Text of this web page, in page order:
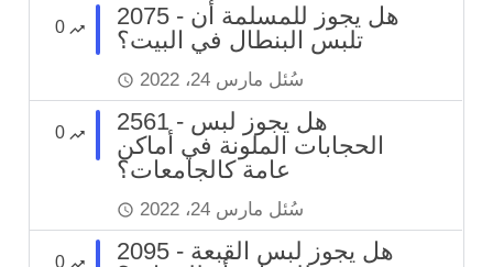
0
2075 - هل يجوز للمسلمة أن
تلبس البنطال في البيت؟
سُئل مارس 24، 2022
0
2561 - هل يجوز لبس
الحجابات الملونة في أماكن
عامة كالجامعات؟
سُئل مارس 24، 2022
0
2095 - هل يجوز لبس القبعة